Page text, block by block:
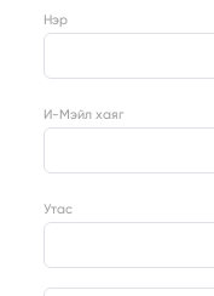
Нэр
И-Мэйл хаяг
Утас